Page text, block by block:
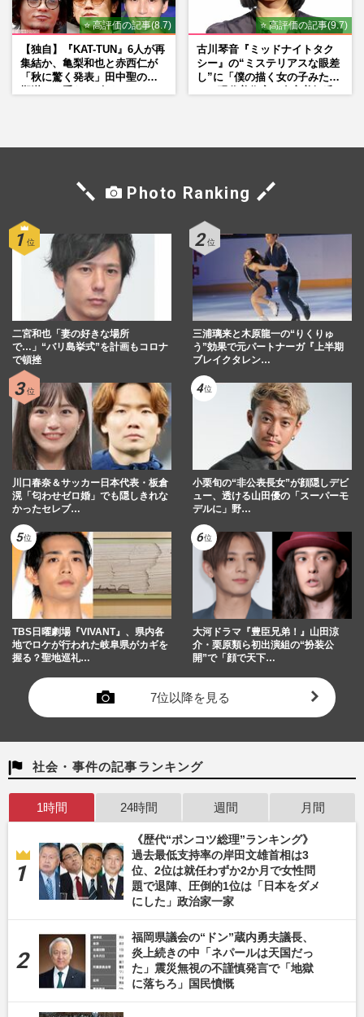
⭐ 高評価の記事(8.7)
【独自】『KAT-TUN』6人が再
集結か、亀梨和也と赤西仁が
「秋に驚く発表」田中聖の刑
⭐ 高評価の記事(9.7)
古川琴音『ミッドナイトタク
シー』の“ミステリアスな眼差
し”に「僕の描く女の子みた
Photo Ranking
二宮和也「妻の好きな場所
で…」“バリ島挙式”を計画もコロナ
で頓挫
三浦璃来と木原龍一の“りくりゅ
う”効果で元パートナーガ『上半期
ブレイクタレン…
川口春奈＆サッカー日本代表・板倉
滉「匂わせゼロ婚」でも隠しきれな
かったセレブ…
小栗旬の“非公表長女”が顔隠しデビ
ュー、透ける山田優の「スーパーモ
デルに」野…
TBS日曜劇場『VIVANT』、県内各
地でロケが行われた岐阜県がカギを
握る？聖地巡礼…
大河ドラマ『豊臣兄弟！』山田涼
介・栗原類ら初出演組の“扮装公
開”で「顔で天下…
7位以降を見る
社会・事件の記事ランキング
1時間 24時間 週間 月間
《歴代“ポンコツ総理”ランキング》
過去最低支持率の岸田文雄首相は3
位、2位は就任わずか2か月で女性問
題で退陣、圧倒的1位は「日本をダメ
にした」政治家一家
福岡県議会の“ドン”蔵内勇夫議長、
炎上続きの中「ネパールは天国だっ
た」震災無視の不謹慎発言で「地獄
に落ちろ」国民憤慨